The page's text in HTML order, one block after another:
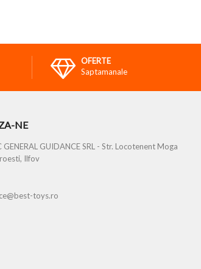
OFERTE
Saptamanale
NE
GENERAL GUIDANCE SRL - Str. Locotenent Moga
Ilfov
toys.ro